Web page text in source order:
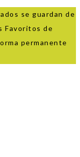
se guardan de
Favoritos de
permanente